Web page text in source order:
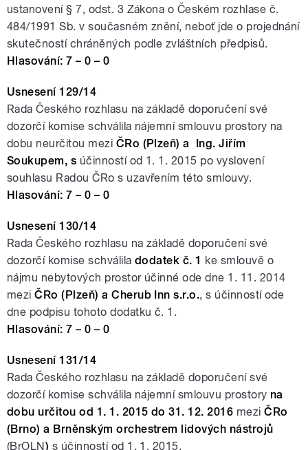
ustanovení § 7, odst. 3 Zákona o Českém rozhlase č.
484/1991 Sb. v současném znění, neboť jde o projednání
skutečností chráněných podle zvláštních předpisů.
Hlasování: 7 – 0 – 0
Usnesení 129/14
Rada Českého rozhlasu na základě doporučení své
dozorčí komise schválila nájemní smlouvu prostory na
dobu neurčitou mezi ČRo (Plzeň) a Ing. Jiřím
Soukupem, s účinností od 1. 1. 2015 po vyslovení
souhlasu Radou ČRo s uzavřením této smlouvy.
Hlasování: 7 – 0 – 0
Usnesení 130/14
Rada Českého rozhlasu na základě doporučení své
dozorčí komise schválila dodatek č. 1 ke smlouvě o
nájmu nebytových prostor účinné ode dne 1. 11. 2014
meziČRo (Plzeň) a Cherub Inn s.r.o., s účinností ode
dne podpisu tohoto dodatku č. 1.
Hlasování: 7 – 0 – 0
Usnesení 131/14
Rada Českého rozhlasu na základě doporučení své
dozorčí komise schválila nájemní smlouvu prostory na
dobu určitou od 1. 1. 2015 do 31. 12. 2016 mezi ČRo
(Brno) a Brněnským orchestrem lidových nástrojů
(BrOLN) s účinností od 1. 1. 2015.